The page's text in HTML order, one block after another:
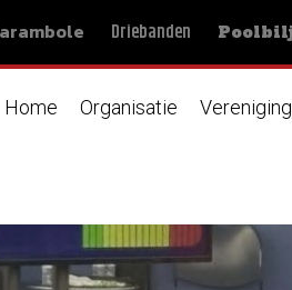
Driebanden
Home Organisatie